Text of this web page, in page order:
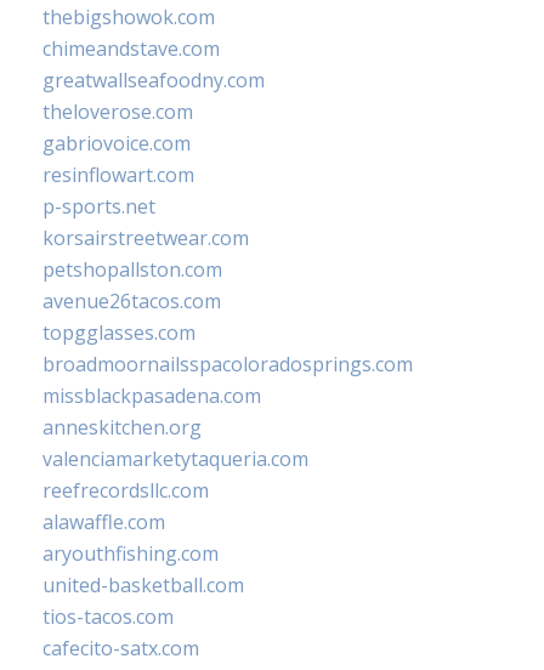
thebigshowok.com
chimeandstave.com
greatwallseafoodny.com
theloverose.com
gabriovoice.com
resinflowart.com
p-sports.net
korsairstreetwear.com
petshopallston.com
avenue26tacos.com
topgglasses.com
broadmoornailsspacoloradosprings.com
missblackpasadena.com
anneskitchen.org
valenciamarketytaqueria.com
reefrecordsllc.com
alawaffle.com
aryouthfishing.com
united-basketball.com
tios-tacos.com
cafecito-satx.com